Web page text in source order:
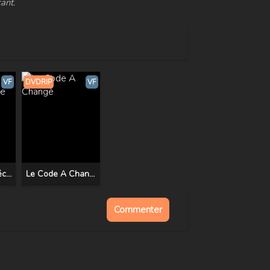
Agents très spéciaux - Code U.N.C.L.E
VF
Le Code A Changé
DVDRIP VF
Commenter